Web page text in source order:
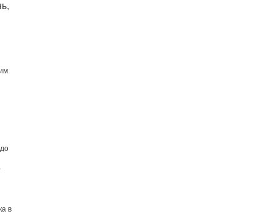
в